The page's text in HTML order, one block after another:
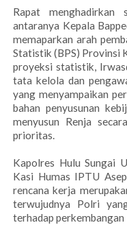
Rapat menghadirkan
antaranya Kepala
memaparkan arah
Statistik (BPS) Provinsi
proyeksi statistik,
tata kelola dan
yang menyampaikan
bahan penyusunan
menyusun Renja
prioritas.
Kapolres Hulu Sungai
Kasi Humas IPTU
rencana kerja
terwujudnya Polri
terhadap